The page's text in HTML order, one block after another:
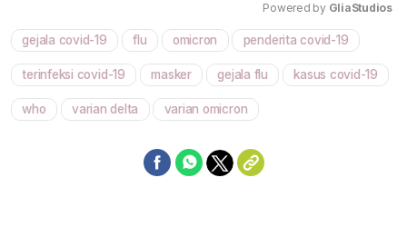
Mute
Powered by GliaStudios
gejala covid-19 flu omicron penderita covid-19
terinfeksi covid-19 masker gejala flu kasus covid-19
who varian delta varian omicron